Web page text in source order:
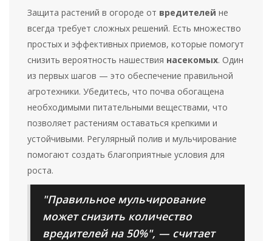
Защита растений в огороде от вредителей не
всегда требует сложных решений. Есть множество
простых и эффективных приемов, которые помогут
снизить вероятность нашествия насекомых. Один
из первых шагов — это обеспечение правильной
агротехники. Убедитесь, что почва обогащена
необходимыми питательными веществами, что
позволяет растениям оставаться крепкими и
устойчивыми. Регулярный полив и мульчирование
помогают создать благоприятные условия для
роста.
"Правильное мульчирование
может снизить количество
вредителей на 50%", — считает